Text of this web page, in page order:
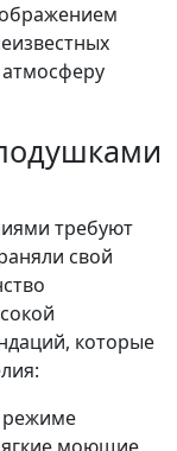
требуют
свой
которые
режиме